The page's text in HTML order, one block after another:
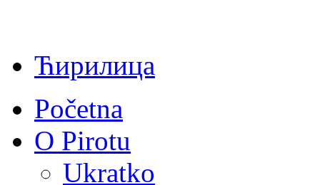
Ћирилица
Početna
O Pirotu
Ukratko